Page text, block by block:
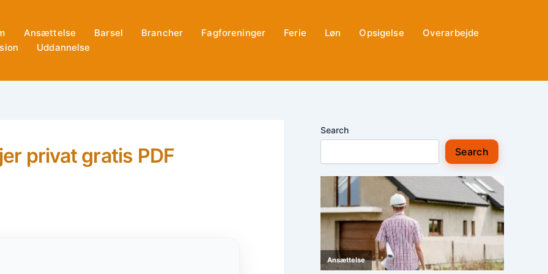
Ansættelse Barsel Brancher Fagforeninger Ferie Løn Opsigelse
Overarbejde
Uddannelse
privat gratis PDF
Search
Search